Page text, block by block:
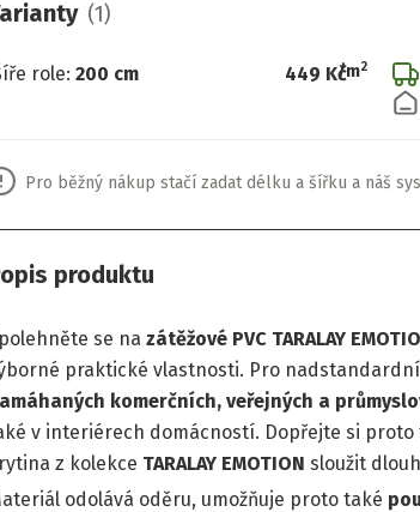
(1)
role: 200 cm 449 Kč
/m2
Pro běžný nákup stačí zadat délku a šířku a náš
produktu
se na zátěžové PVC TARALAY
praktické vlastnosti. Pro
komerčních, veřejných a
v interiérech domácností. Dopřejte si
z kolekce TARALAY EMOTION sloužit
odolává oděru, umožňuje proto také